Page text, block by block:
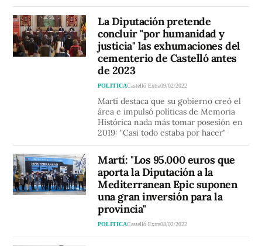
La Diputación pretende
concluir "por humanidad y
justicia" las exhumaciones del
cementerio de Castelló antes
de 2023
POLITICACastelló Extra09/02/2022
Martí destaca que su gobierno creó el
área e impulsó políticas de Memoria
Histórica nada más tomar posesión en
2019: "Casi todo estaba por hacer"
Martí: "Los 95.000 euros que
aporta la Diputación a la
Mediterranean Epic suponen
una gran inversión para la
provincia"
POLITICACastelló Extra08/02/2022